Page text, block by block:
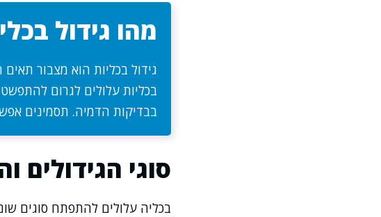
מהו גידול
גידול בכליות הוא מצבור
בכליות עלולים לגרום
בבדיקות הדמיה. תסמינים
סוגי הגידולים
בכליה עלולים להתפתח סוגים